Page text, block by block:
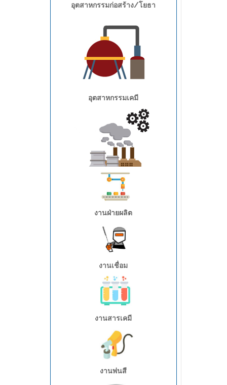
อุตสาหกรรมก่อสร้าง/โยธา
อุตสาหกรรมเคมี
อุตสาหกรรมอะไหล่/เครื่องกล
งานฝ่ายผลิต
งานเชื่อม
งานสารเคมี
งานพ่นสี